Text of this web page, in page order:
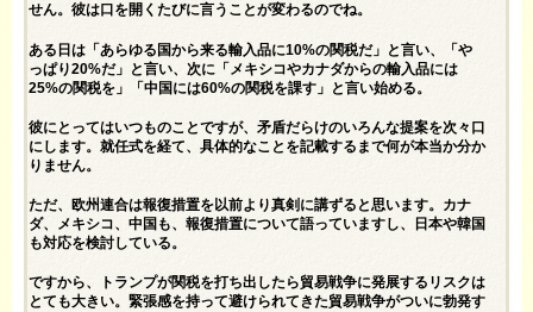
せん。彼は口を開くたびに言うことが変わるのでね。
ある日は「あらゆる国から来る輸入品に10%の関税だ」と言い、「や
っぱり20%だ」と言い、次に「メキシコやカナダからの輸入品には
25%の関税を」「中国には60%の関税を課す」と言い始める。
彼にとってはいつものことですが、矛盾だらけのいろんな提案を次々口
にします。就任式を経て、具体的なことを記載するまで何が本当か分か
りません。
ただ、欧州連合は報復措置を以前より真剣に講ずると思います。カナ
ダ、メキシコ、中国も、報復措置について語っていますし、日本や韓国
も対応を検討している。
ですから、トランプが関税を打ち出したら貿易戦争に発展するリスクは
とても大きい。緊張感を持って避けられてきた貿易戦争がついに勃発す